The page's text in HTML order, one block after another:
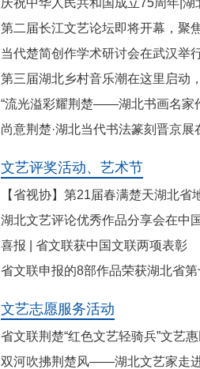
庆祝中华人民共和国成立75周年|
第二届长江文艺论坛即将开幕，聚
当代楚简创作学术研讨会在武汉举
第三届湖北乡村音乐潮在这里启动
“流光溢彩耀荆楚——湖北书画名家
尚意荆楚·湖北当代书法篆刻晋京
文艺评奖活动、艺术节
【省视协】第21届春满楚天湖北
湖北文艺评论优秀作品分享会在中
喜报 | 省文联获中国文联两项表彰
省文联申报的8部作品荣获湖北省
文艺志愿服务活动
省文联荆楚“红色文艺轻骑兵”文艺
双河吹拂荆楚风——湖北文艺家走